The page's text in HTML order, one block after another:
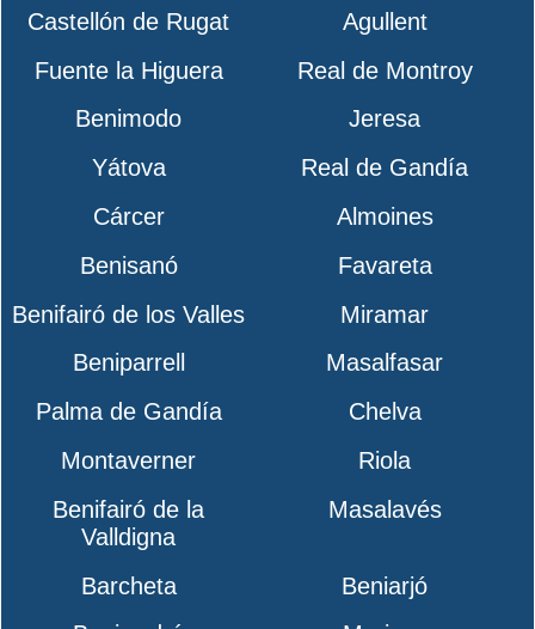
Castellón de Rugat
Agullent
Fuente la Higuera
Real de Montroy
Benimodo
Jeresa
Yátova
Real de Gandía
Cárcer
Almoines
Benisanó
Favareta
Benifairó de los Valles
Miramar
Beniparrell
Masalfasar
Palma de Gandía
Chelva
Montaverner
Riola
Benifairó de la
Valldigna
Masalavés
Barcheta
Beniarjó